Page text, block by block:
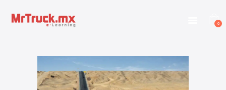
0
E-LEARNING
CONTACTANOS
INGRESAR